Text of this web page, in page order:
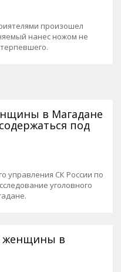
произошел
нанес ножом не
в Магадане
под
управления СК России по
уголовного
женщины в